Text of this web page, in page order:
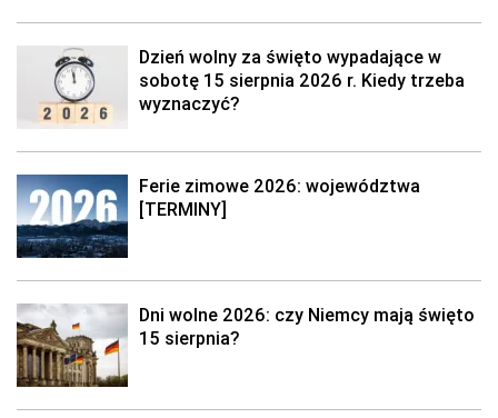
Dzień wolny za święto wypadające w
sobotę 15 sierpnia 2026 r. Kiedy trzeba
wyznaczyć?
Ferie zimowe 2026: województwa
[TERMINY]
Dni wolne 2026: czy Niemcy mają święto
15 sierpnia?